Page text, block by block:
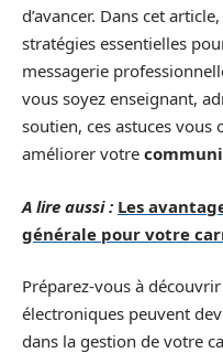
d’avancer. Dans cet
stratégies essentielles
messagerie
vous soyez enseignant,
soutien, ces astuces
améliorer votre
A lire aussi : Les
générale pour votre
Préparez-vous à
électroniques peuvent
dans la gestion de votre